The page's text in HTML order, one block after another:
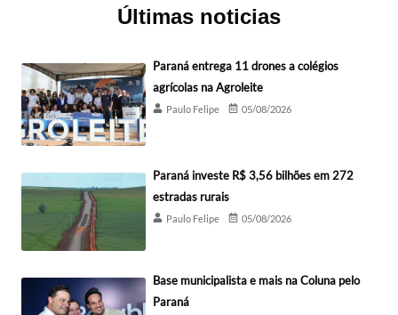
Últimas noticias
Paraná entrega 11 drones a colégios
agrícolas na Agroleite
Paulo Felipe 05/08/2026
Paraná investe R$ 3,56 bilhões em 272
estradas rurais
Paulo Felipe 05/08/2026
Base municipalista e mais na Coluna pelo
Paraná